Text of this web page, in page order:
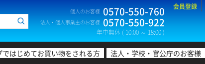
個人のお客様 0570-550-760
法人・個人事業主のお客様 0570-550-922
年中無休 ( 10:00 ～ 18:00 )
会員登録
はじめてお買い物をされる方 法人・学校・官公庁のお客様